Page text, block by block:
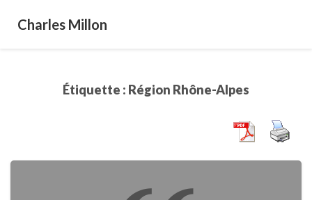
Charles Millon
Étiquette : Région Rhône-Alpes